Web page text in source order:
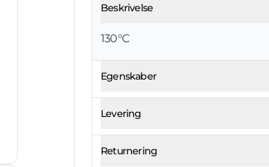
Beskrivelse
130°C
Egenskaber
Levering
Returnering